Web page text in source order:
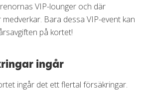
VIP-lounger och där
Bara dessa VIP-event kan
på kortet!
ingår
ingår det ett flertal försäkringar.